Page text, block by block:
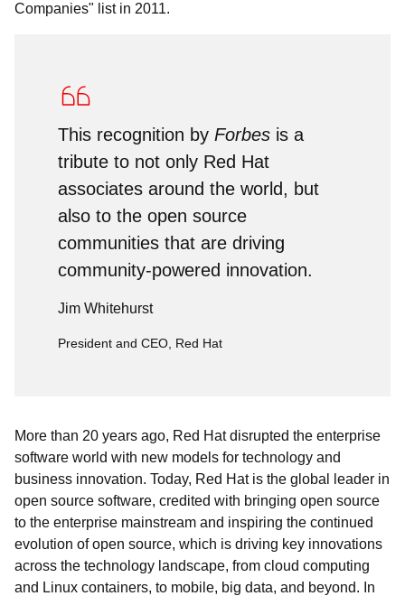
Companies" list in 2011.
This recognition by Forbes is a
tribute to not only Red Hat
associates around the world, but
also to the open source
communities that are driving
community-powered innovation.
Jim Whitehurst
President and CEO, Red Hat
More than 20 years ago, Red Hat disrupted the enterprise
software world with new models for technology and
business innovation. Today, Red Hat is the global leader in
open source software, credited with bringing open source
to the enterprise mainstream and inspiring the continued
evolution of open source, which is driving key innovations
across the technology landscape, from cloud computing
and Linux containers, to mobile, big data, and beyond. In